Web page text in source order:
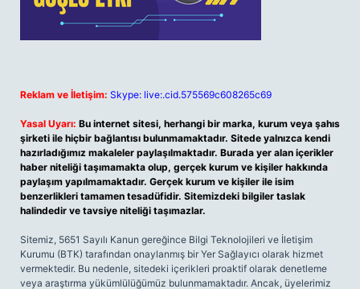
Reklam ve İletişim: Skype: live:.cid.575569c608265c69
Yasal Uyarı: Bu internet sitesi, herhangi bir marka, kurum veya şahıs
şirketi ile hiçbir bağlantısı bulunmamaktadır. Sitede yalnızca kendi
hazırladığımız makaleler paylaşılmaktadır. Burada yer alan içerikler
haber niteliği taşımamakta olup, gerçek kurum ve kişiler hakkında
paylaşım yapılmamaktadır. Gerçek kurum ve kişiler ile isim
benzerlikleri tamamen tesadüfidir. Sitemizdeki bilgiler taslak
halindedir ve tavsiye niteliği taşımazlar.
Sitemiz, 5651 Sayılı Kanun gereğince Bilgi Teknolojileri ve İletişim
Kurumu (BTK) tarafından onaylanmış bir Yer Sağlayıcı olarak hizmet
vermektedir. Bu nedenle, sitedeki içerikleri proaktif olarak denetleme
veya araştırma yükümlülüğümüz bulunmamaktadır. Ancak, üyelerimiz